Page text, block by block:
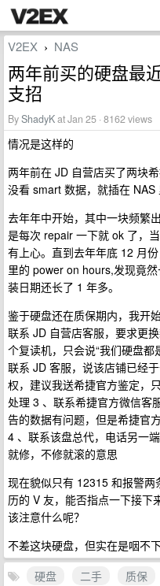
V2EX › NAS
两年前买的硬盘最
支招
ByShadyKat Jan 25 · 8162 views
情况是这样的
两年前在 JD 自营店买了两块
没看 smart 数据，就插在 NAS
去年年中开始，其中一块频繁
是每次 repair 一下就 ok 了，
有上心。直到去年年底 12 月
里的 power on hours,发现竟
装日期还长了 1 年多。
鉴于硬盘还在质保期内，我开
联系 JD 自营店客服，要求更
个复读机，只会说“我们硬盘都
联系 JD 客服，说该店铺已经
权，建议我送希捷官方鉴定，
处理 3 、联系希捷官方微信客
告的数据有问题，但是希捷官
4 、联系该盘总代，电话另一
就修，不修就滚的意思
现在貌似只有 12315 和报警
历的 V 友，能否指点一下接下
该注意什么呢？
不差这块硬盘，但实在是咽不
硬盘
二手
质保